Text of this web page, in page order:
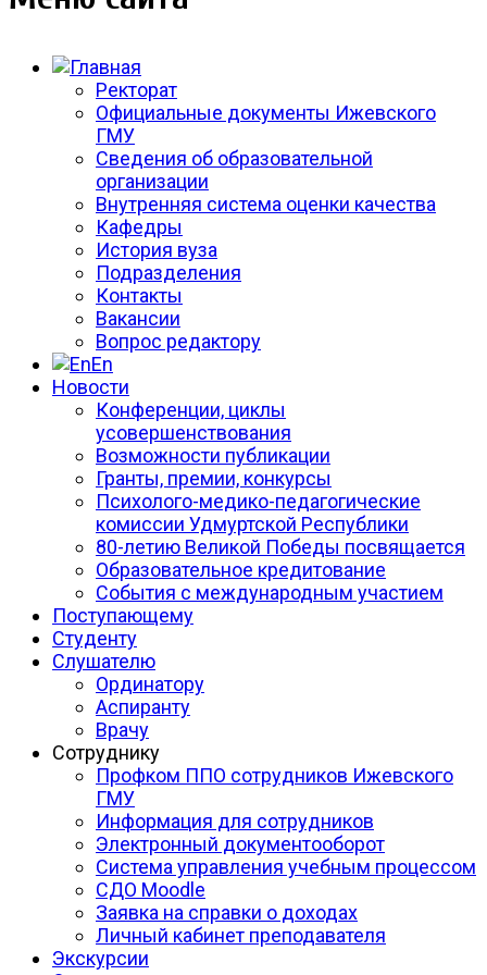
Ректорат
Официальные документы Ижевского
ГМУ
Сведения об образовательной
организации
Внутренняя система оценки качества
Кафедры
История вуза
Подразделения
Контакты
Вакансии
Вопрос редактору
En
Новости
Конференции, циклы
усовершенствования
Возможности публикации
Гранты, премии, конкурсы
Психолого-медико-педагогические
комиссии Удмуртской Республики
80-летию Великой Победы посвящается
Образовательное кредитование
События с международным участием
Поступающему
Студенту
Слушателю
Ординатору
Аспиранту
Врачу
Сотруднику
Профком ППО сотрудников Ижевского
ГМУ
Информация для сотрудников
Электронный документооборот
Система управления учебным процессом
СДО Moodle
Заявка на справки о доходах
Личный кабинет преподавателя
Экскурсии